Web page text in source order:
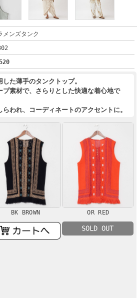
メンズタンク
た薄手のタンクトップ。
プ素材で、さらりとした快適な着心地で
われ、コーディネートのアクセントに。
BK BROWN OR RED
SOLD OUT